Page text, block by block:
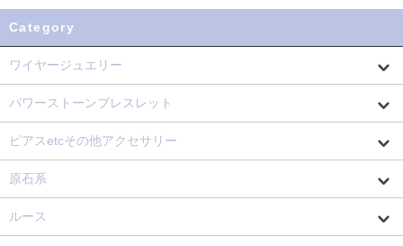
Category
ワイヤージュエリー
パワーストーンブレスレット
ピアスetcその他アクセサリー
原石系
ルース